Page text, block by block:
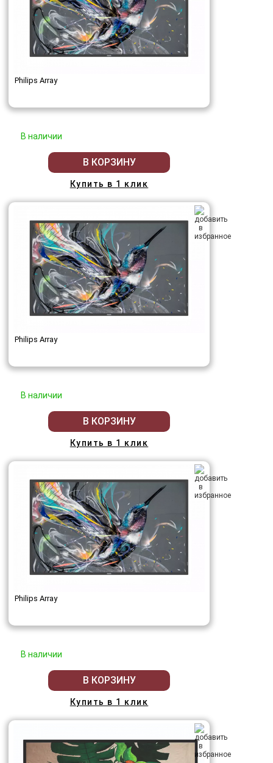
Philips Array
В наличии
В КОРЗИНУ
Купить в 1 клик
Philips Array
В наличии
В КОРЗИНУ
Купить в 1 клик
Philips Array
В наличии
В КОРЗИНУ
Купить в 1 клик